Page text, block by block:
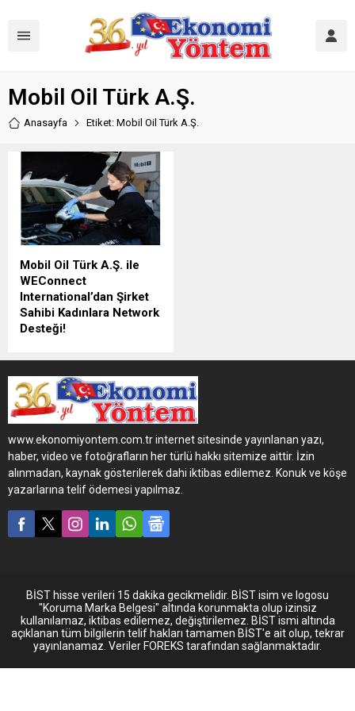
Mobil Oil Türk A.Ş.
Anasayfa Etiket: Mobil Oil Türk A.Ş.
Mobil Oil Türk A.Ş. ile
WEConnect
International’dan Şirket
Sahibi Kadınlara Network
Desteği!
yağların üretimi ve
pazarlanması konusunda
faaliyetlerini yürüten Mobil
Oil Türk A.Ş., Türkiye’deki
şirket sahibi kadınları,
dünyanın farklı ülkelerinde
yer alan, sektörünün öncüsü
lokal ya da global büyük
kurumlarla buluşturuyor.
birçok ülkesindeki kadın iş
sahiplerine, global ya da
www.ekonomiyontem.com.tr internet sitesinde yayınlanan yazı,
haber, video ve fotoğrafların her türlü hakkı sitemize aittir. İzin
alınmadan, kaynak gösterilerek dahi iktibas edilemez. Konuk ve köşe
yazarlarına telif ödemesi yapılmaz.
BİST hisse verileri 15 dakika gecikmelidir. BİST isim ve logosu
"Koruma Marka Belgesi" altında korunmakta olup izinsiz
kullanılamaz, iktibas edilemez, değiştirilemez. BİST ismi altında
açıklanan tüm bilgilerin telif hakları tamamen BİST'e ait olup, tekrar
yayınlanamaz. Veriler FOREKS tarafından sağlanmaktadır.